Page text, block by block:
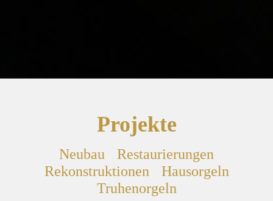
Projekte
Neubau
Restaurierungen
Rekonstruktionen
Hausorgeln
Truhenorgeln